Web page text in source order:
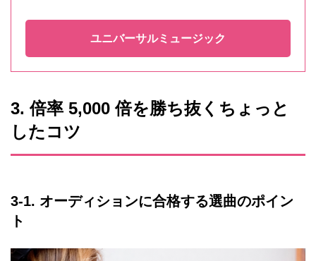
ユニバーサルミュージック
3. 倍率 5,000 倍を勝ち抜くちょっと
したコツ
3-1. オーディションに合格する選曲のポイン
ト